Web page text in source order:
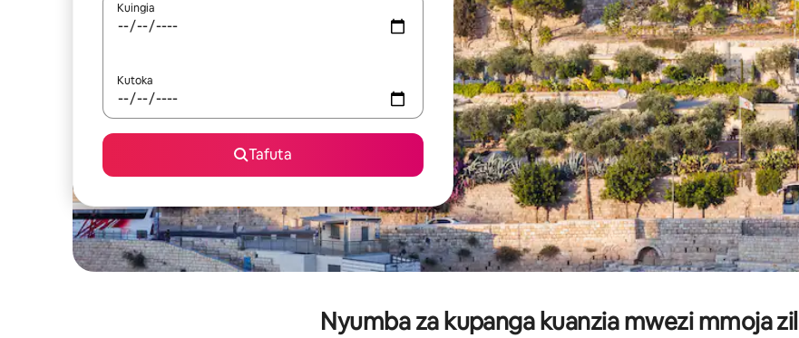
Kuingia
Kutoka
Tafuta
Nyumba za kupanga kuanzia mwezi mmoja